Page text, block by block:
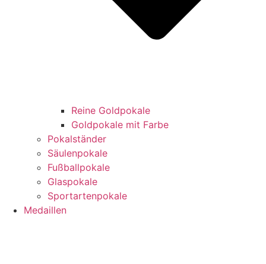
Reine Goldpokale
Goldpokale mit Farbe
Pokalständer
Säulenpokale
Fußballpokale
Glaspokale
Sportartenpokale
Medaillen